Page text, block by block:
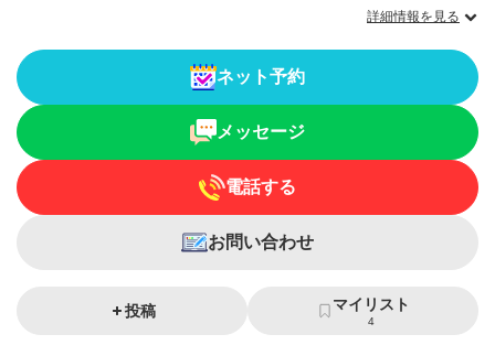
詳細情報を見る
ネット予約
メッセージ
電話する
お問い合わせ
投稿 マイリスト
4